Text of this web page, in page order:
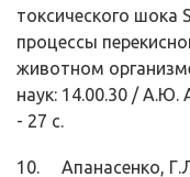
токсического шока
процессы
животном
наук: 14.00.30 / А.Ю.
- 27 с.
10. Апанасенко,